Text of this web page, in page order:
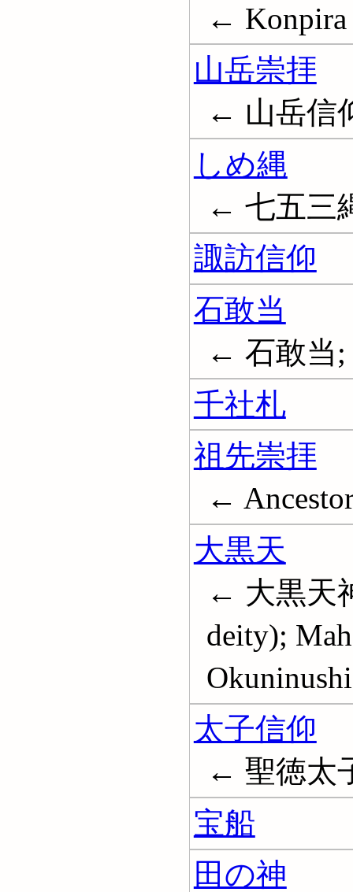
← Konpira
山岳崇拝
← 山岳信
しめ縄
← 七五三
諏訪信仰
石敢当
← 石敢当;
千社札
祖先崇拝
←
大黒天
← 大黒天
deity);
太子信仰
← 聖徳太
宝船
田の神